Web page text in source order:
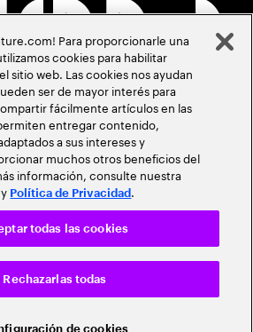
Para proporcionarle una
cookies para habilitar
sitio web. Las cookies nos ayudan
ser de mayor interés para
fácilmente artículos en las
entregar contenido,
a sus intereses y
muchos otros beneficios del
información, consulte nuestra
y Política de Privacidad .
de cookies
Rechazarlas todas
todas las cookies